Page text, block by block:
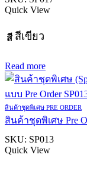
Quick View
สี สีเขียว
Read more
สินค้าชุดพิเศษ PRE ORDER
สินค้าชุดพิเศษ Pre
SKU: SP013
Quick View